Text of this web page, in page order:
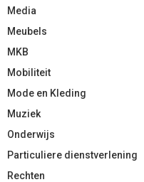
Media
Meubels
MKB
Mobiliteit
Mode en Kleding
Muziek
Onderwijs
Particuliere dienstverlening
Rechten